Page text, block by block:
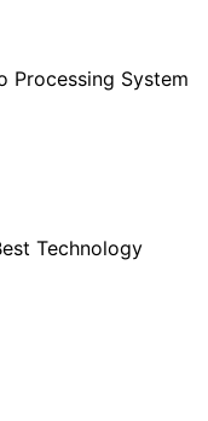
Processing System
Technology